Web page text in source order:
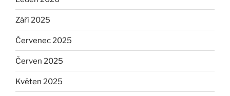
Září 2025
Červenec 2025
Červen 2025
Květen 2025